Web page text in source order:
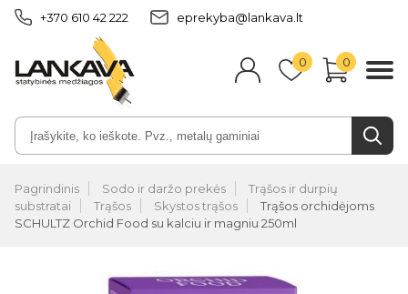
+370 610 42 222 eprekyba@lankava.lt
0 0
Pagrindinis Sodo ir daržo prekės
Trąšos ir durpių
substratai
Trąšos Skystos trąšos
Trąšos orchidėjoms
SCHULTZ Orchid Food su kalciu ir magniu 250ml